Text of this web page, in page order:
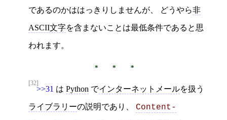
であるのかははっきりしませんが、 どうやら非
ASCII文字を含まないことは最低条件であると思
われます。
[32]
>>31 は Python でインターネットメールを扱う
ライブラリーの説明であり、 Content-